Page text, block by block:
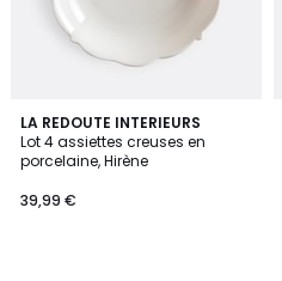
LA REDOUTE INTERIEURS
Lot 4 assiettes creuses en
porcelaine, Hirène
39,99 €
4,8
/ 5